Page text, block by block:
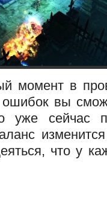
момент в
вы
уже сейчас
что у